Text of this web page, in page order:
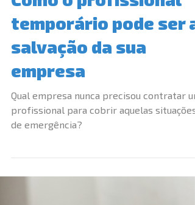
Como o profissional
temporário pode ser a
salvação da sua
empresa
Qual empresa nunca precisou contratar
profissional para cobrir aquelas situações